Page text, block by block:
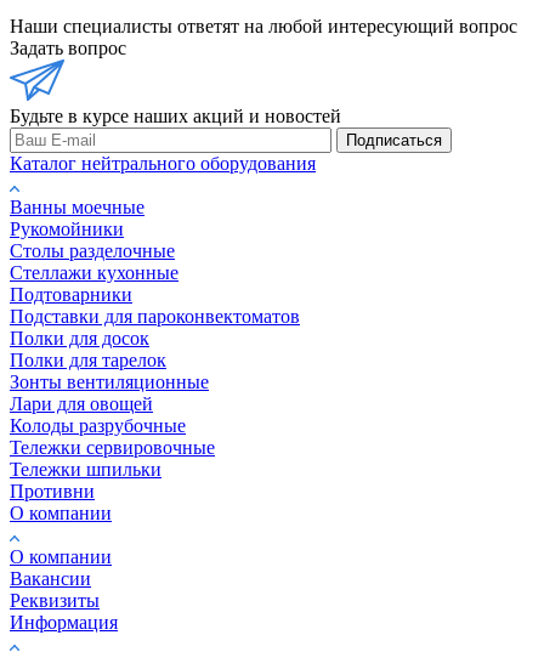
Наши специалисты ответят на любой интересующий вопрос
Задать вопрос
Будьте в курсе наших акций и новостей
Подписаться
Каталог нейтрального оборудования
Ванны моечные
Рукомойники
Столы разделочные
Стеллажи кухонные
Подтоварники
Подставки для пароконвектоматов
Полки для досок
Полки для тарелок
Зонты вентиляционные
Лари для овощей
Колоды разрубочные
Тележки сервировочные
Тележки шпильки
Противни
О компании
О компании
Вакансии
Реквизиты
Информация